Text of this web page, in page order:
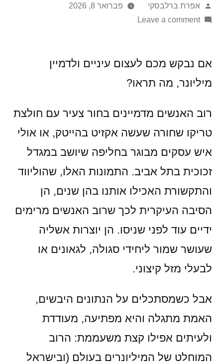
Posted
by
אפרת ברלבסקי
פברואר 8, 2026
Leave a comment
on
של
שהצליח
למיליונר
בכוחות
(וזה
לא
מי
חושבים)
אם נבקש מכם לעצום עיניים ולדמיין
מיליונר, מה תראו?
רוב האנשים מדמיינים בחור צעיר עם חולצת
טריקו שחורה שעשה אקזיט בהייטק, או אולי
איש עסקים מבוגר בחליפה שיושב במגדל
זכוכית בתל אביב. התמונות האלו, שהוליווד
והתקשורת האכילו אותנו בהן שנים, הן
הסיבה העיקרית לכך שרוב האנשים מרימים
ידיים עוד לפני שניסו. הן יוצרות אשליה
שעושר שמור ליחידי סגולה, לגאונים או
לבעלי מזל קיצוני.
אבל כשמסתכלים על הנתונים היבשים,
האמת מתגלה והיא מפתיעה, מעודדת
ולעיתים אפילו קצת משעממת: הרוב
המוחלט של המיליונרים בעולם (ובישראל